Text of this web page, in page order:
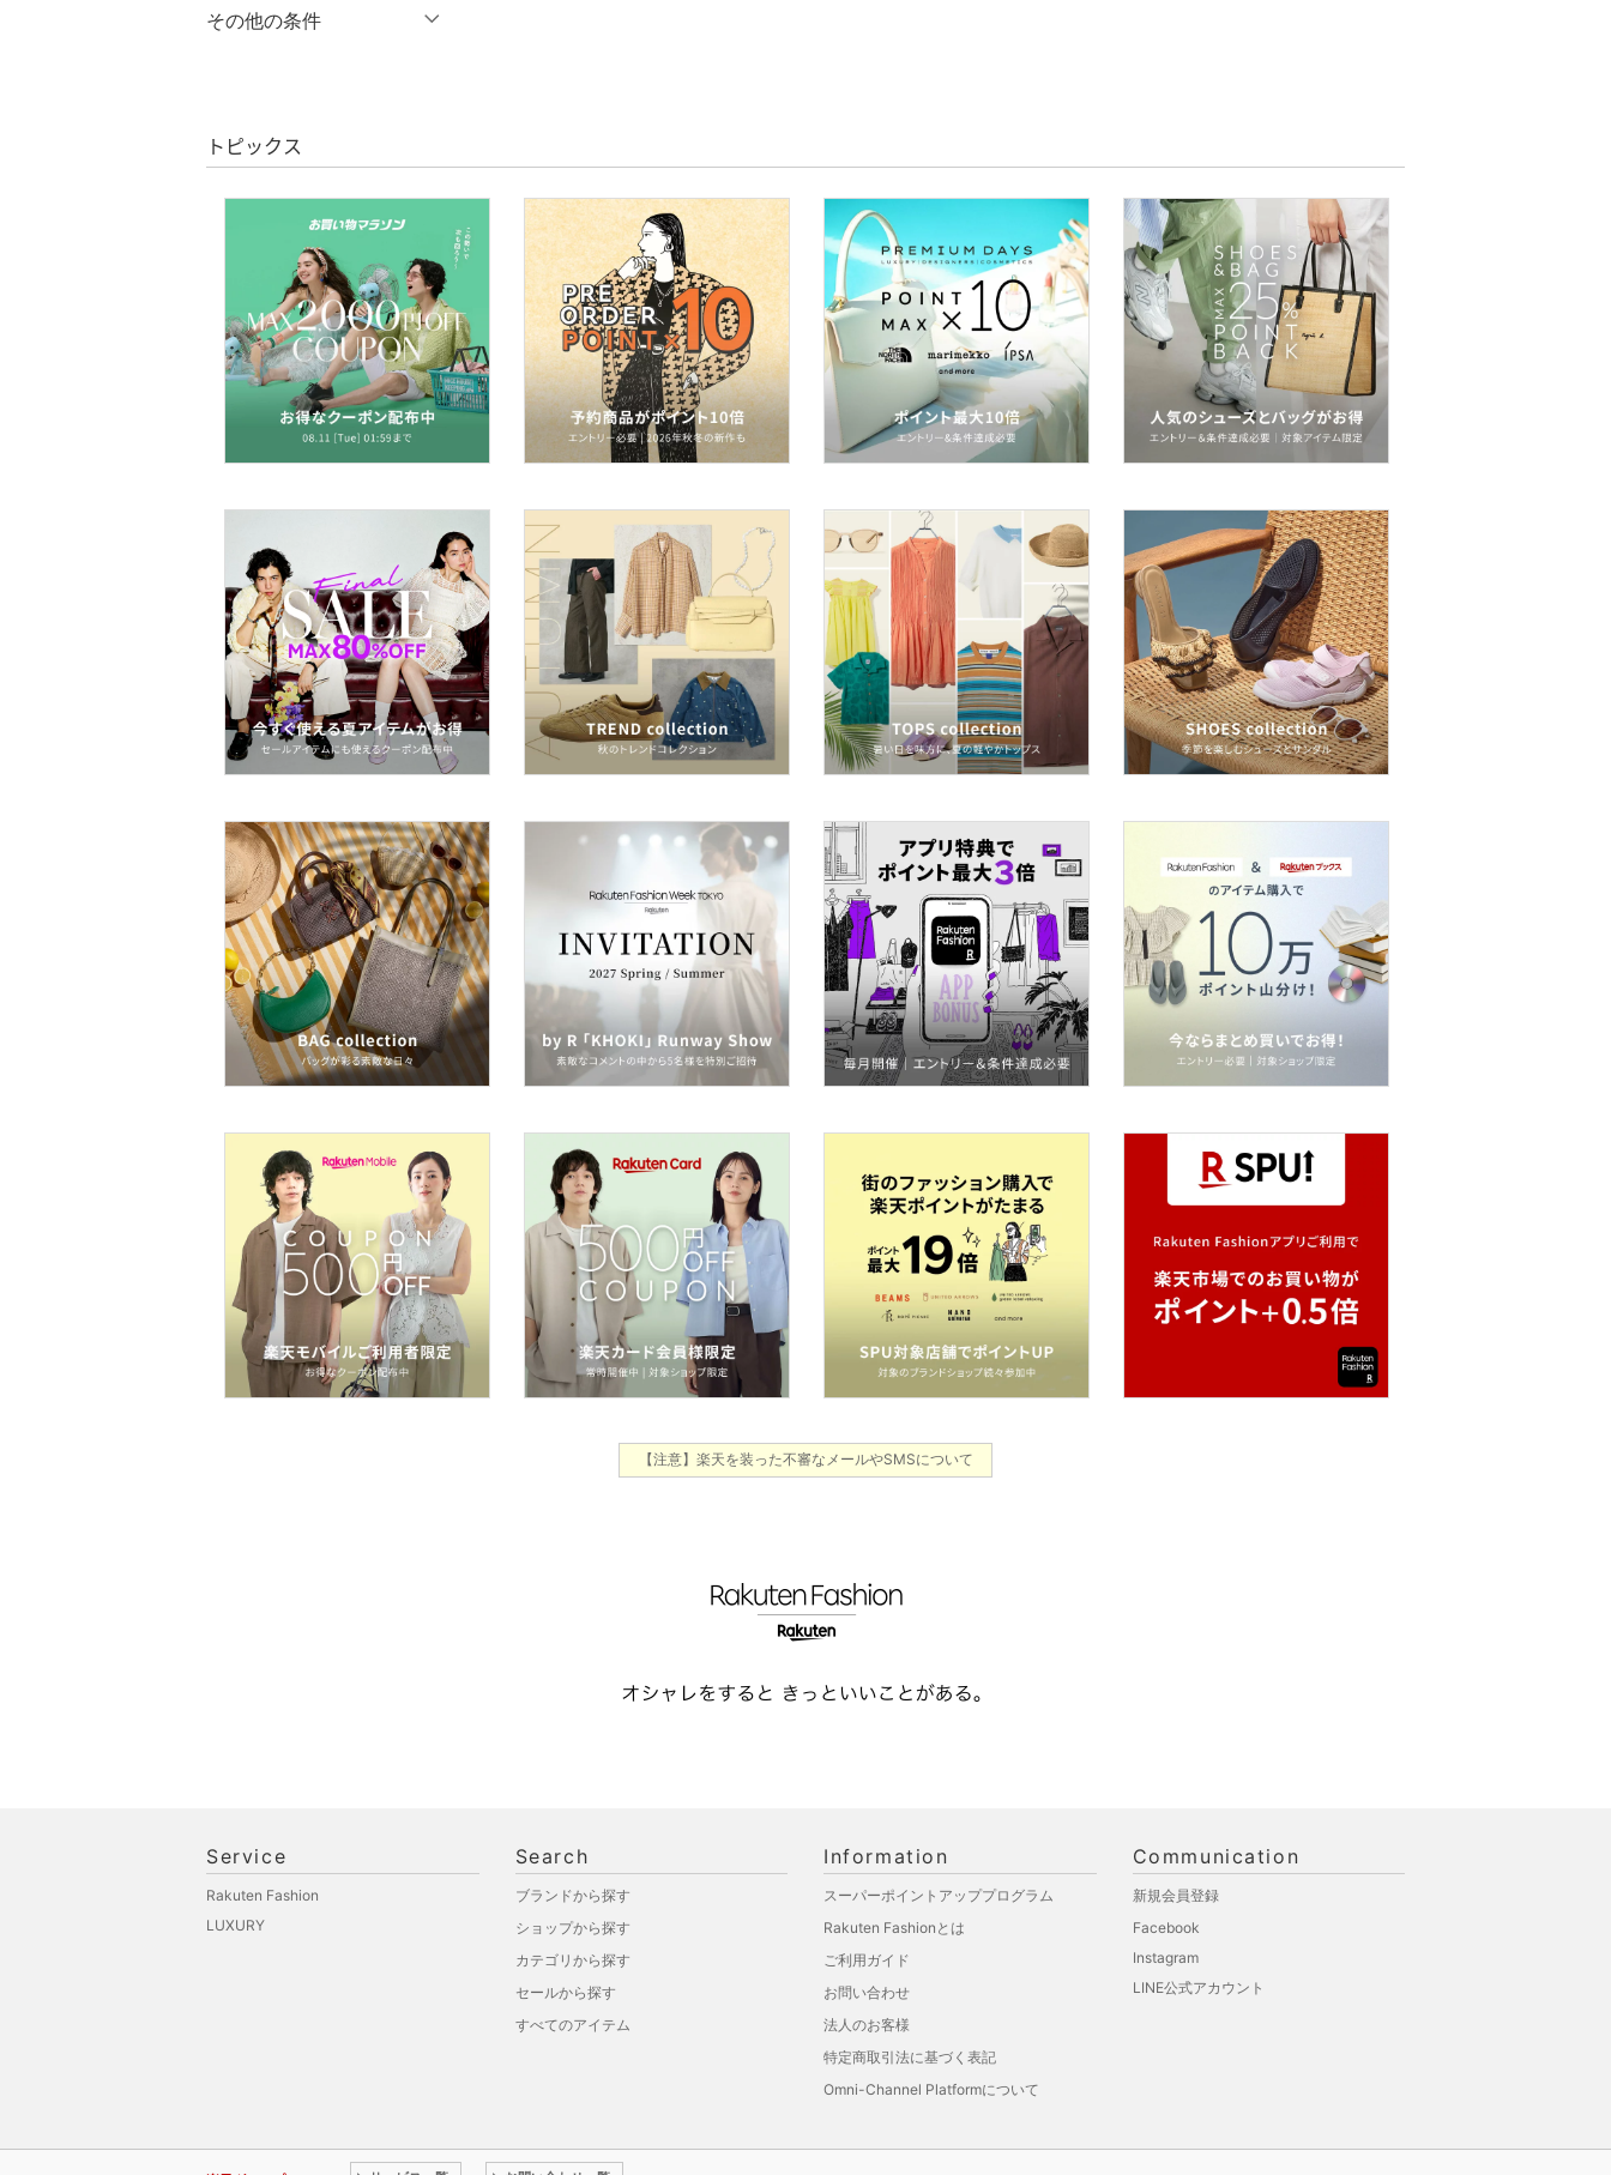
バッグ
インナー・ルームウェア
靴下・レッグウェア
ファッション雑貨
アクセサリー・腕時計
財布・ポーチ・ケース
ー用品
スーツ・フォーマル
水着・スイムグッズ
着物・浴衣・和装小物
ベースメイク
メイクアップ
ネイル
ボディケア・オーラルケ
フレグランス
メイク道具・美容器具
コフレ・キット・セット
食器・調理器具・キッチ
ン用品
インテリア・生活雑貨
クリア 絞り込み
％OFF～ ％OFF
その他の条件
クリア 絞り込み
トピックス
【注意】楽天を装った不審なメールやSMSについて
Service
Rakuten Fashion
LUXURY
Search
ブランドから探す
ショップから探す
カテゴリから探す
セールから探す
すべてのアイテム
Information
スーパーポイントアッププログラム
Rakuten Fashionとは
ご利用ガイド
お問い合わせ
法人のお客様
特定商取引法に基づく表記
Omni-Channel Platformについて
Communication
新規会員登録
Facebook
Instagram
LINE公式アカウント